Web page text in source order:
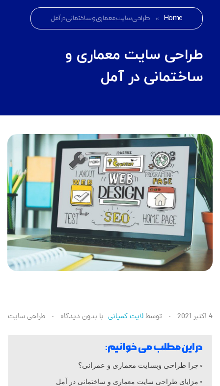
Home
» طراحی سایت معماری و ساختمانی در آمل
طراحی سایت معماری و
ساختمانی در آمل
ط
4 اکتبر 2021 توسطلایت کمپانی با بدون دیدگاه طراحی سایت
در این مطلب می خوانیم:
چرا طراحی وبسایت معماری و عمرانی؟
مزایای طراحی سایت معماری و ساختمانی در آمل